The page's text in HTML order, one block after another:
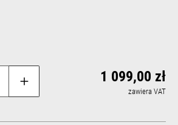
1 099,00 zł
zawiera VAT